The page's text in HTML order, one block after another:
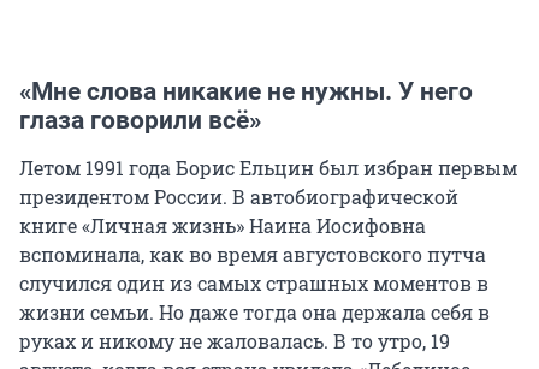
«Мне слова никакие не нужны. У него
глаза говорили всё»
Летом 1991 года Борис Ельцин был избран первым
президентом России. В автобиографической
книге «Личная жизнь» Наина Иосифовна
вспоминала, как во время августовского путча
случился один из самых страшных моментов в
жизни семьи. Но даже тогда она держала себя в
руках и никому не жаловалась. В то утро, 19